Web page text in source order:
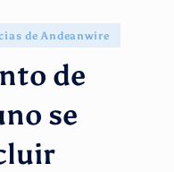
de Andeanwire
de
se